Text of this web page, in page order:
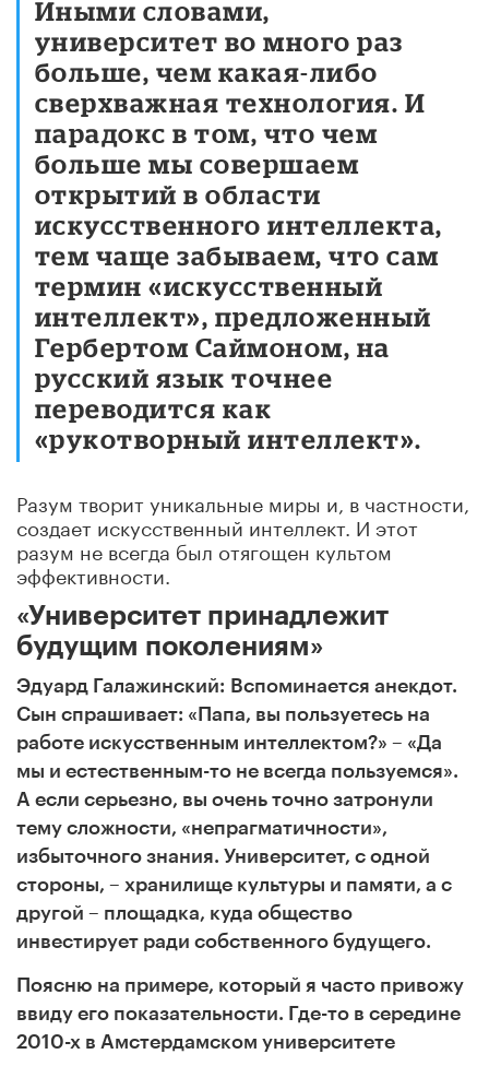
Иными словами,
университет во много раз
больше, чем какая-либо
сверхважная технология. И
парадокс в том, что чем
больше мы совершаем
открытий в области
искусственного интеллекта,
тем чаще забываем, что сам
термин «искусственный
интеллект», предложенный
Гербертом Саймоном, на
русский язык точнее
переводится как
«рукотворный интеллект».
Разум творит уникальные миры и, в частности,
создает искусственный интеллект. И этот
разум не всегда был отягощен культом
эффективности.
«Университет принадлежит
будущим поколениям»
Эдуард Галажинский: Вспоминается анекдот.
Сын спрашивает: «Папа, вы пользуетесь на
работе искусственным интеллектом?» – «Да
мы и естественным-то не всегда пользуемся».
А если серьезно, вы очень точно затронули
тему сложности, «непрагматичности»,
избыточного знания. Университет, с одной
стороны, – хранилище культуры и памяти, а с
другой – площадка, куда общество
инвестирует ради собственного будущего.
Поясню на примере, который я часто привожу
ввиду его показательности. Где-то в середине
2010-х в Амстердамском университете